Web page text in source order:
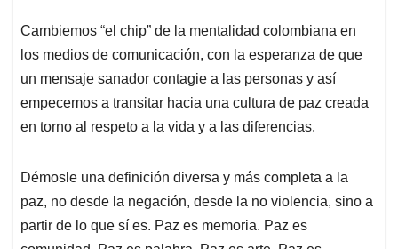
Cambiemos “el chip” de la mentalidad colombiana en
los medios de comunicación, con la esperanza de que
un mensaje sanador contagie a las personas y así
empecemos a transitar hacia una cultura de paz creada
en torno al respeto a la vida y a las diferencias.
Démosle una definición diversa y más completa a la
paz, no desde la negación, desde la no violencia, sino a
partir de lo que sí es. Paz es memoria. Paz es